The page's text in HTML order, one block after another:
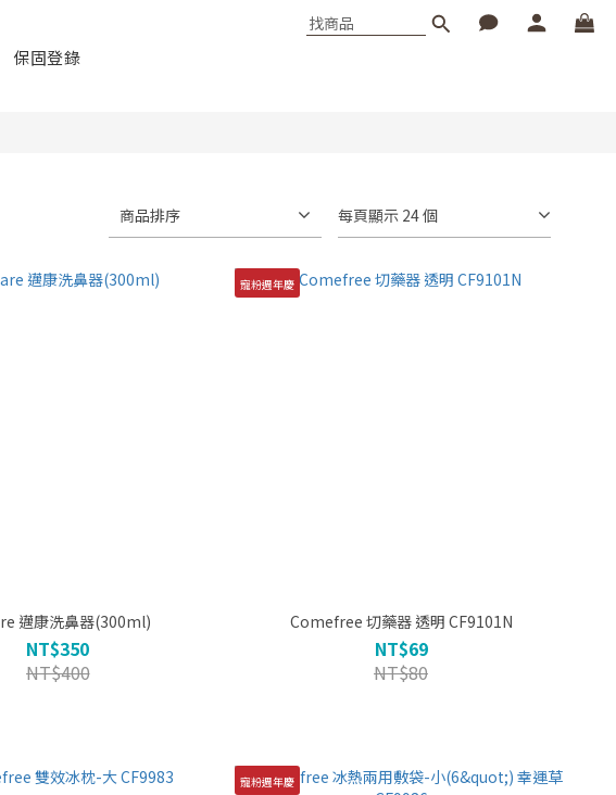
保固登錄
商品排序 每頁顯示 24 個
Mycare 邁康洗鼻器(300ml)
NT$350
NT$400
寵粉週年慶
Comefree 切藥器 透明 CF9101N
NT$69
NT$80
寵粉週年慶